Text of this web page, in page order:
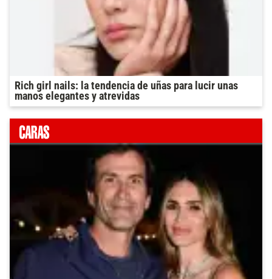
Rich girl nails: la tendencia de uñas para lucir unas
manos elegantes y atrevidas